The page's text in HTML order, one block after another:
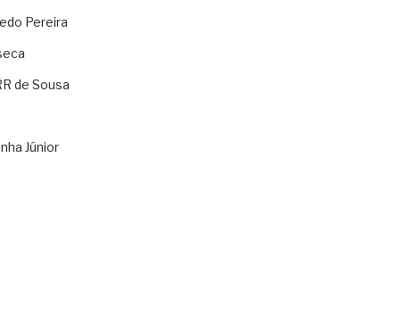
Pereira
de Sousa
Júnior